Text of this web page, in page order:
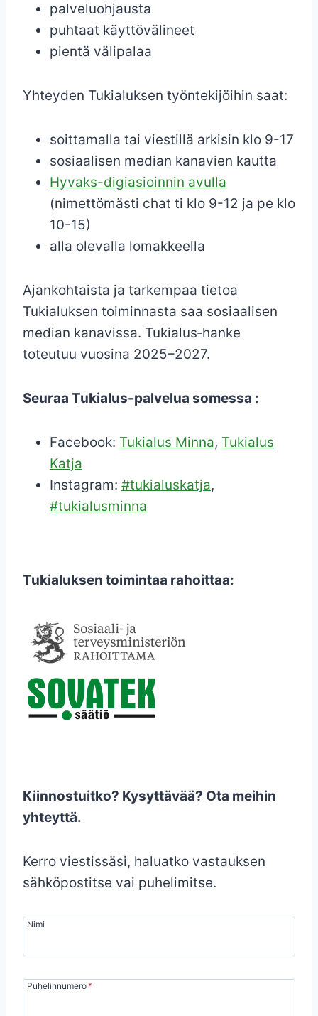
palveluohjausta
puhtaat käyttövälineet
pientä välipalaa
Yhteyden Tukialuksen työntekijöihin saat:
soittamalla tai viestillä arkisin klo 9-17
sosiaalisen median kanavien kautta
Hyvaks-digiasioinnin avulla
(nimettömästi chat ti klo 9-12 ja pe klo
10-15)
alla olevalla lomakkeella
Ajankohtaista ja tarkempaa tietoa
Tukialuksen toiminnasta saa sosiaalisen
median kanavissa. Tukialus‑hanke
toteutuu vuosina 2025–2027.
Seuraa Tukialus-palvelua somessa :
Facebook: Tukialus Minna, Tukialus
Katja
Instagram: #tukialuskatja,
#tukialusminna
Tukialuksen toimintaa rahoittaa:
Kiinnostuitko? Kysyttävää? Ota meihin
yhteyttä.
Kerro viestissäsi, haluatko vastauksen
sähköpostitse vai puhelimitse.
Nimi
Puhelinnumero*